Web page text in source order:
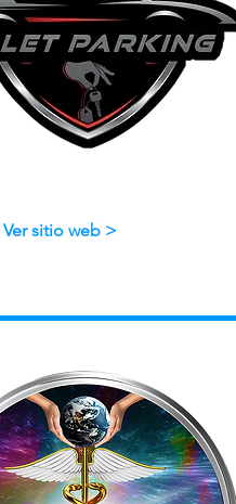
Ver sitio web >